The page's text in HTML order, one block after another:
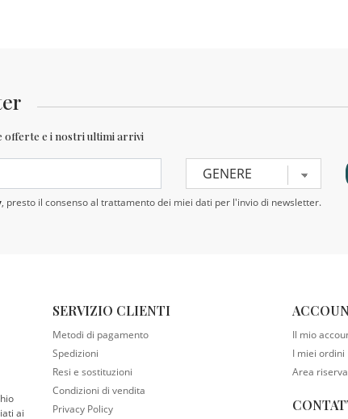
offerte e i nostri ultimi arrivi
, presto il consenso al trattamento dei miei dati per l'invio di newsletter.
ai
SERVIZIO CLIENTI
Metodi di pagamento
Spedizioni
Resi e sostituzioni
Condizioni di vendita
Privacy Policy
Il mio
I miei ordini
Area